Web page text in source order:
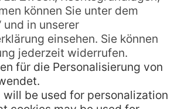
2014 Keine Kommentare
1 … 7 8 9 10 Weiter »